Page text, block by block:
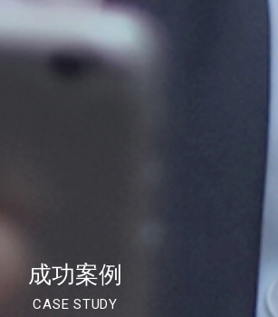
成功案例
CASE STUDY